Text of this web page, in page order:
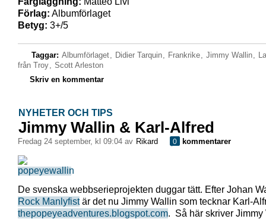
Förlag: Albumförlaget
Betyg: 3+/5
Taggar: Albumförlaget, Didier Tarquin, Frankrike, Jimmy Wallin,
från Troy, Scott Arleston
Skriv en kommentar
NYHETER OCH TIPS
Jimmy Wallin & Karl-Alfred
fredag 24 september, kl 09:04 av Rikard 0 kommentarer
De svenska webbserieprojekten duggar tätt. Efter Johan
Rock Manlyfistär det nu Jimmy Wallin som tecknar Karl-
thepopeyeadventures.blogspot.com. Så här skriver Jimmy